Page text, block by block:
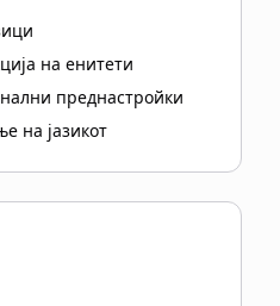
на енитети
преднастройки
на јазикот